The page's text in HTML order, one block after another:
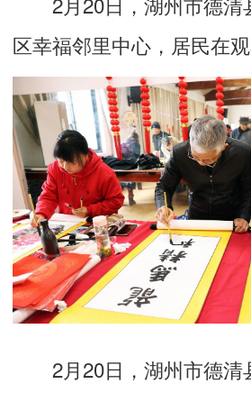
区幸福邻里中心，居民在观
2月20日，湖州市德清